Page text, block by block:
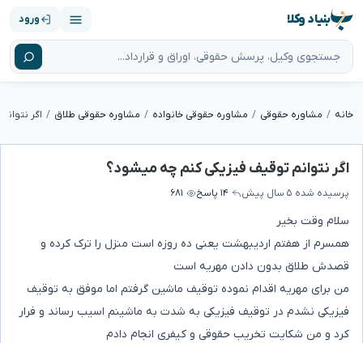
بنیاد وکلا ورود
خانه مشاوره حقوقی مشاوره حقوقی خانواده مشاوره حقوقی طلاق اگر
اگر نتوانم توقیف فیزیکی کنم چه میشود؟
پرسیده شده ۵ سال پیش ۱۴ پاسخ ۶۸۱
سلام وقت بخیر
همسرم از هفتم اردیبهشت یعنی ده روزه است منزل را ترک کرده و
قصدش طلاق بدون دادن مهریه است
من برای مهریه اقدام نموده توقیف ماشین گرفتم اما موفق به توقیف
فیزیکی نشدم در توقیف فیزیکی به شدت به ماشینم اسیب رساند و فرار
کرد و من شکایت تخریب حقوقی و کیفری انجام دادم